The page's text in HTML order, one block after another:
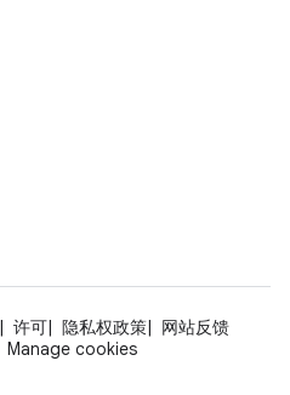
许可 隐私权政策
网站反馈
Manage cookies